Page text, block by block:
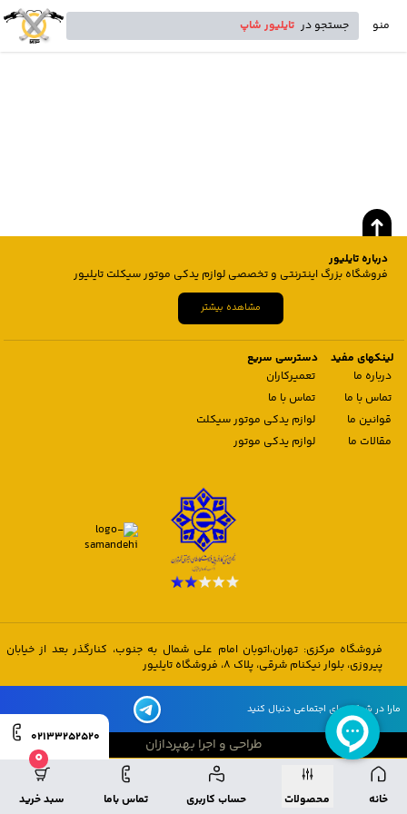
منو جستجو در تایلیور شاپ
خانه محصولات حساب کاربری تماس باما
0
سبد خرید
02133252520
درباره تایلیور
فروشگاه بزرگ اینترنتی و تخصصی لوازم یدکی موتور سیکلت تایلیور
مشاهده بیشتر
لینکهای مفید
درباره ما
تماس با ما
قوانین ما
مقالات ما
دسترسی سریع
تعمیرکاران
تماس با ما
لوازم یدکی موتور سیکلت
لوازم یدکی موتور
فروشگاه مرکزی: تهران،اتوبان امام علی شمال به جنوب، کنارگذر بعد از خیابان
پیروزی، بلوار نیکنام شرقی، پلاک 8، فروشگاه تایلیور
مارا در شبکه های اجتماعی دنبال کنید
طراحی و اجرا بهپردازان
طراحی و اجرا بهپردازان